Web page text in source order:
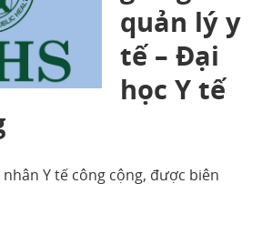
quản lý y
tế – Đại
học Y tế
Y tế công cộng, được biên